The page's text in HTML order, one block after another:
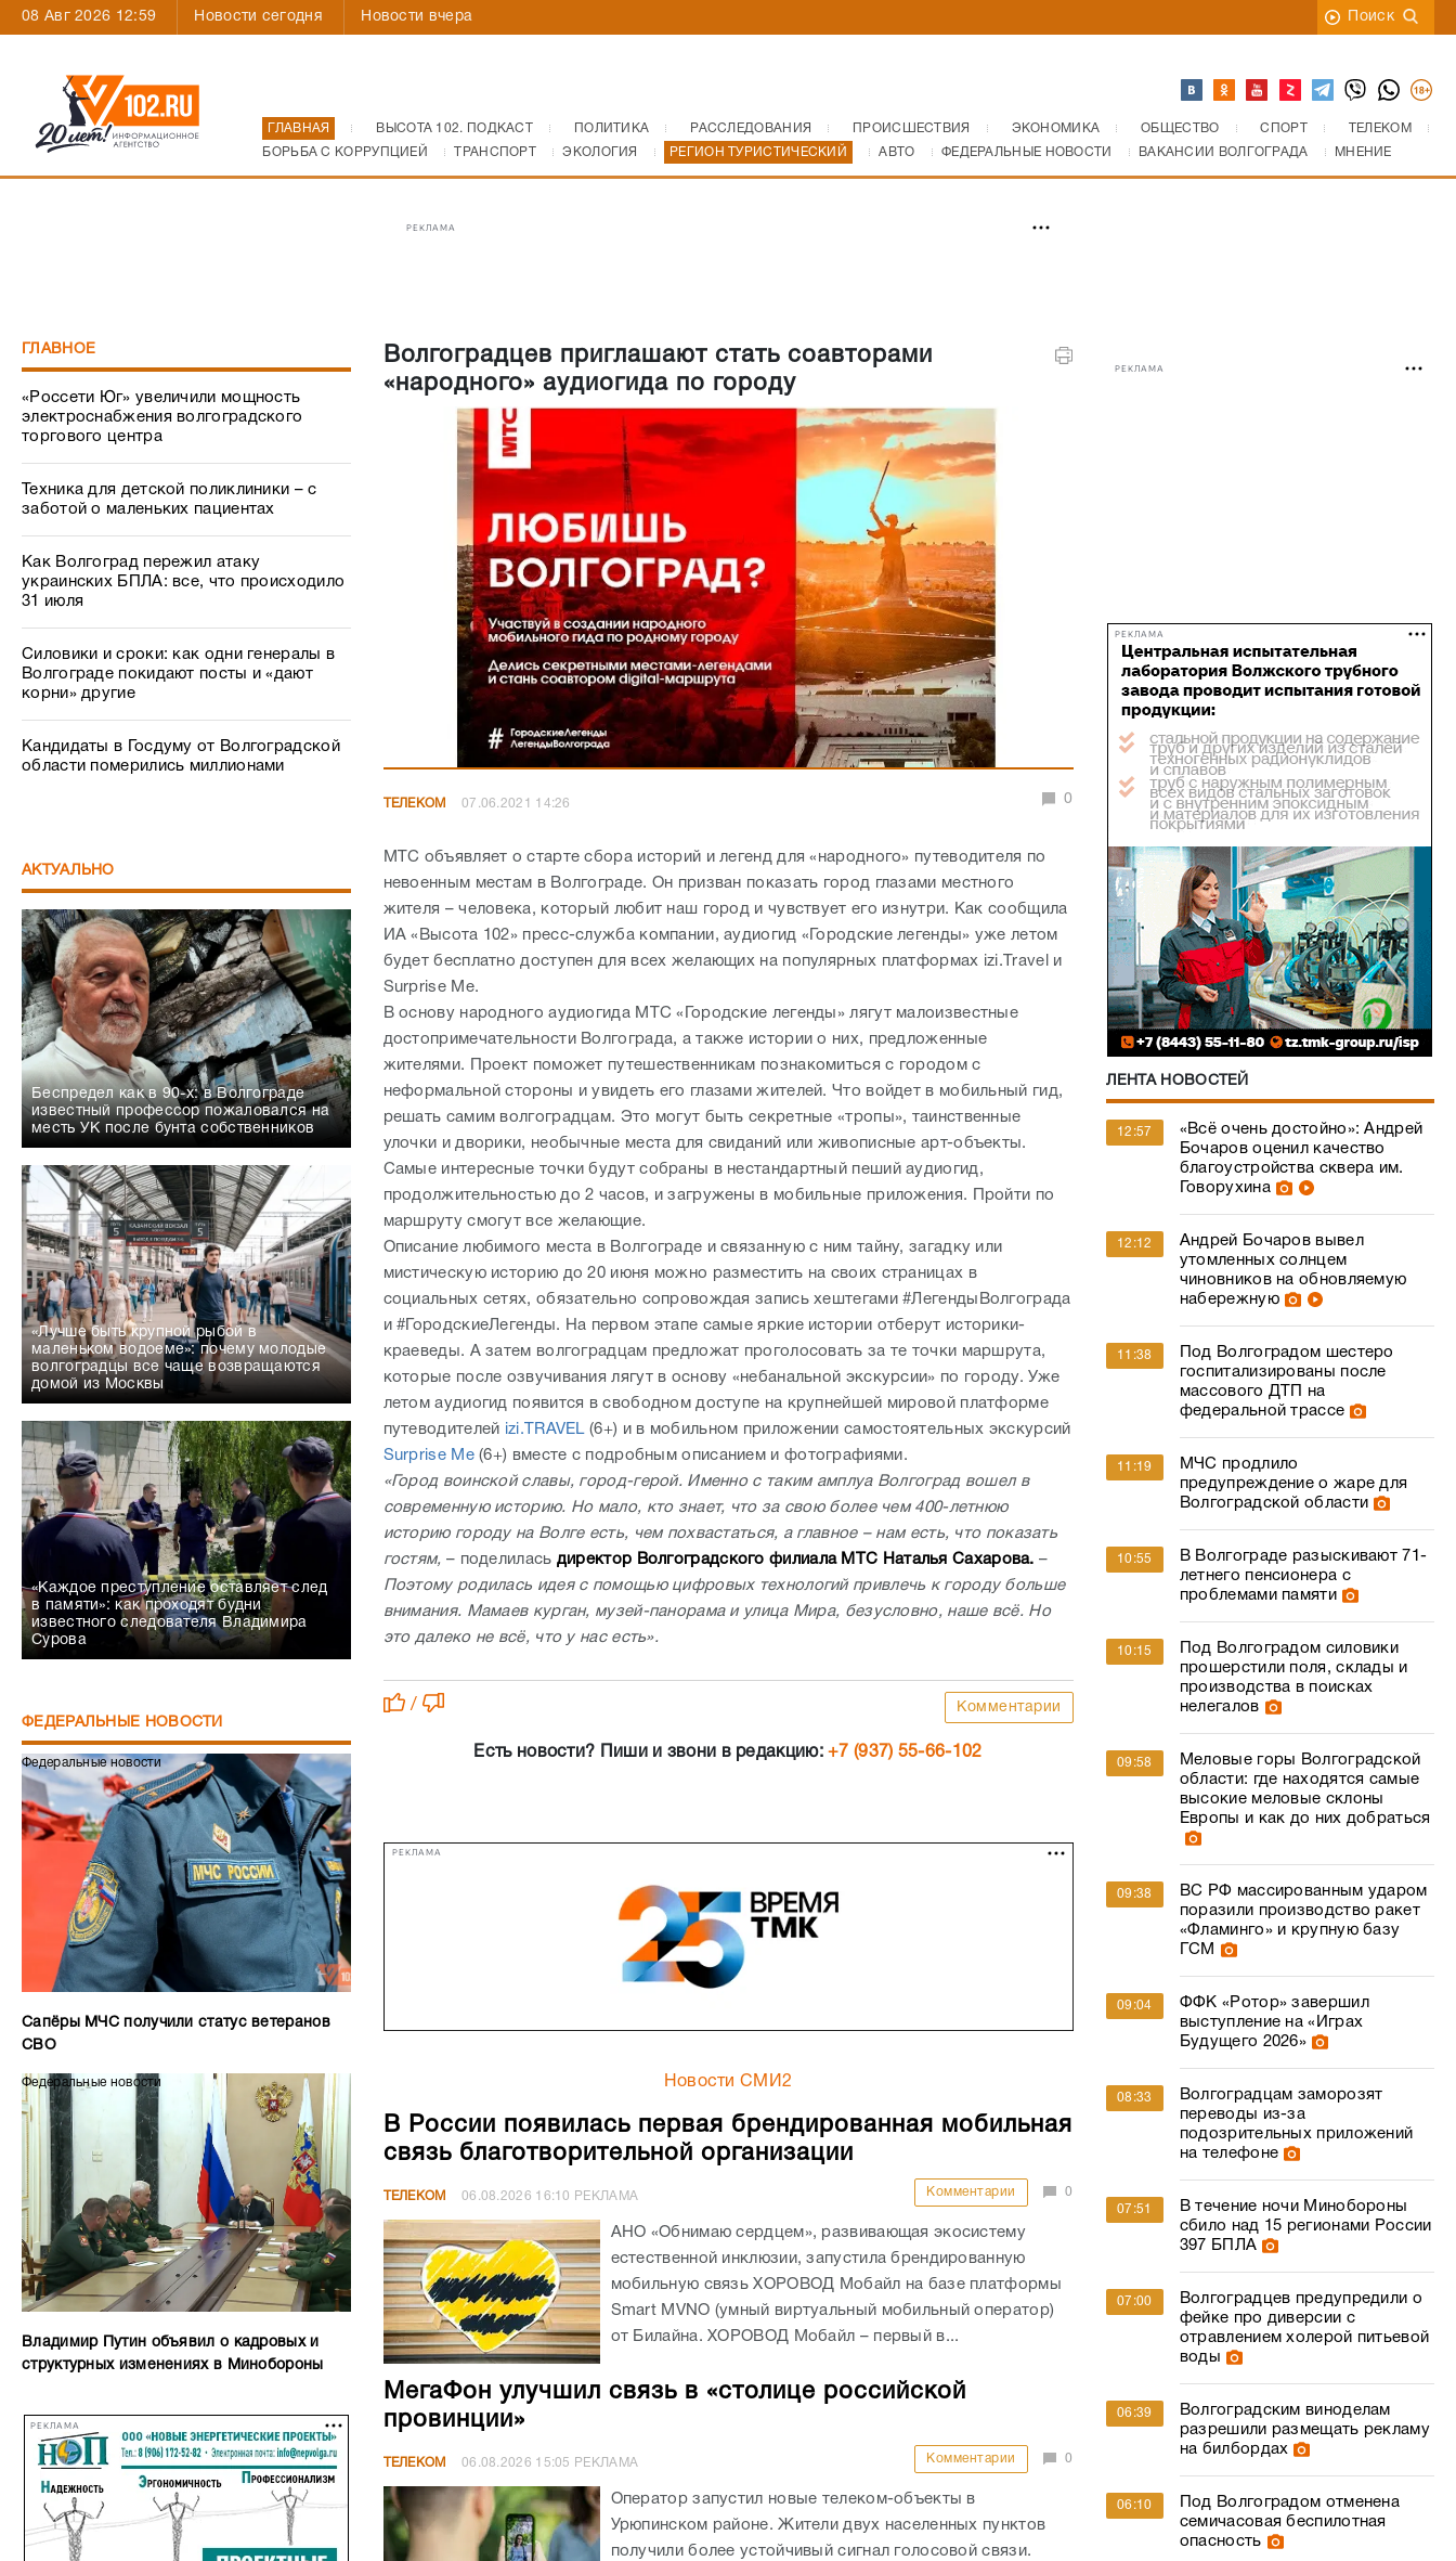
08 Авг 2026 12:59 Новости сегодня Новости вчера Поиск
ГЛАВНАЯ ВЫСОТА 102. ПОДКАСТ ПОЛИТИКА РАССЛЕДОВАНИЯ ПРОИСШЕСТВИЯ ЭКОНОМИКА ОБЩЕСТВО СПОРТ
ТЕЛЕКОМ
БОРЬБА С КОРРУПЦИЕЙ
ТРАНСПОРТ ЭКОЛОГИЯ РЕГИОН ТУРИСТИЧЕСКИЙ АВТО ФЕДЕРАЛЬНЫЕ НОВОСТИ ВАКАНСИИ ВОЛГОГРАДА МНЕНИЕ
РЕКЛАМА
ГЛАВНОЕ
«Россети Юг» увеличили мощность
электроснабжения волгоградского
торгового центра
Техника для детской поликлиники – с
заботой о маленьких пациентах
Как Волгоград пережил атаку
украинских БПЛА: все, что происходило
31 июля
Силовики и сроки: как одни генералы в
Волгограде покидают посты и «дают
корни» другие
Кандидаты в Госдуму от Волгоградской
области померились миллионами
АКТУАЛЬНО
Беспредел как в 90-х: в Волгограде
известный профессор пожаловался на
месть УК после бунта собственников
«Лучше быть крупной рыбой в
маленьком водоеме»: почему молодые
волгоградцы все чаще возвращаются
домой из Москвы
«Каждое преступление оставляет след
в памяти»: как проходят будни
известного следователя Владимира
Сурова
ФЕДЕРАЛЬНЫЕ НОВОСТИ
Федеральные новости
Сапёры МЧС получили статус ветеранов
СВО
Федеральные новости
Владимир Путин объявил о кадровых и
структурных изменениях в Минобороны
РЕКЛАМА
Волгоградцев приглашают стать соавторами
«народного» аудиогида по городу
ТЕЛЕКОМ 07.06.2021 14:26 0
МТС объявляет о старте сбора историй и легенд для «народного» путеводителя по
невоенным местам в Волгограде. Он призван показать город глазами местного
жителя – человека, который любит наш город и чувствует его изнутри. Как сообщила
ИА «Высота 102» пресс-служба компании, аудиогид «Городские легенды» уже летом
будет бесплатно доступен для всех желающих на популярных платформах izi.Travel и
Surprise Me.
В основу народного аудиогида МТС «Городские легенды» лягут малоизвестные
достопримечательности Волгограда, а также истории о них, предложенные
жителями. Проект поможет путешественникам познакомиться с городом с
неформальной стороны и увидеть его глазами жителей. Что войдет в мобильный гид,
решать самим волгоградцам. Это могут быть секретные «тропы», таинственные
улочки и дворики, необычные места для свиданий или живописные арт-объекты.
Самые интересные точки будут собраны в нестандартный пеший аудиогид,
продолжительностью до 2 часов, и загружены в мобильные приложения. Пройти по
маршруту смогут все желающие.
Описание любимого места в Волгограде и связанную с ним тайну, загадку или
мистическую историю до 20 июня можно разместить на своих страницах в
социальных сетях, обязательно сопровождая запись хештегами #ЛегендыВолгограда
и #ГородскиеЛегенды. На первом этапе самые яркие истории отберут историки-
краеведы. А затем волгоградцам предложат проголосовать за те точки маршрута,
которые после озвучивания лягут в основу «небанальной экскурсии» по городу. Уже
летом аудиогид появится в свободном доступе на крупнейшей мировой платформе
путеводителей izi.TRAVEL(6+) и в мобильном приложении самостоятельных экскурсий
Surprise Me(6+) вместе с подробным описанием и фотографиями.
«Город воинской славы, город-герой. Именно с таким амплуа Волгоград вошел в
современную историю. Но мало, кто знает, что за свою более чем 400-летнюю
историю городу на Волге есть, чем похвастаться, а главное – нам есть, что показать
гостям, – поделилась директор Волгоградского филиала МТС Наталья Сахарова. –
Поэтому родилась идея с помощью цифровых технологий привлечь к городу больше
внимания. Мамаев курган, музей-панорама и улица Мира, безусловно, наше всё. Но
это далеко не всё, что у нас есть».
/ Комментарии
Есть новости? Пиши и звони в редакцию:+7 (937) 55-66-102
РЕКЛАМА
Новости СМИ2
В России появилась первая брендированная мобильная
связь благотворительной организации
ТЕЛЕКОМ 06.08.2026 16:10 РЕКЛАМА Комментарии 0
АНО «Обнимаю сердцем», развивающая экосистему
естественной инклюзии, запустила брендированную
мобильную связь ХОРОВОД Мобайл на базе платформы
Smart MVNO (умный виртуальный мобильный оператор)
от Билайна. ХОРОВОД Мобайл – первый в...
МегаФон улучшил связь в «столице российской
провинции»
ТЕЛЕКОМ 06.08.2026 15:05 РЕКЛАМА Комментарии 0
Оператор запустил новые телеком-объекты в
Урюпинском районе. Жители двух населенных пунктов
получили более устойчивый сигнал голосовой связи.
РЕКЛАМА
РЕКЛАМА
ЛЕНТА НОВОСТЕЙ
12:57
«Всё очень достойно»: Андрей
Бочаров оценил качество
благоустройства сквера им.
Говорухина
12:12
Андрей Бочаров вывел
утомленных солнцем
чиновников на обновляемую
набережную
11:38
Под Волгоградом шестеро
госпитализированы после
массового ДТП на
федеральной трассе
11:19
МЧС продлило
предупреждение о жаре для
Волгоградской области
10:55
В Волгограде разыскивают 71-
летнего пенсионера с
проблемами памяти
10:15
Под Волгоградом силовики
прошерстили поля, склады и
производства в поисках
нелегалов
09:58
Меловые горы Волгоградской
области: где находятся самые
высокие меловые склоны
Европы и как до них добраться
09:38
ВС РФ массированным ударом
поразили производство ракет
«Фламинго» и крупную базу
ГСМ
09:04
ФФК «Ротор» завершил
выступление на «Играх
Будущего 2026»
08:33
Волгоградцам заморозят
переводы из-за
подозрительных приложений
на телефоне
07:51
В течение ночи Минобороны
сбило над 15 регионами России
397 БПЛА
07:00
Волгоградцев предупредили о
фейке про диверсии с
отравлением холерой питьевой
воды
06:39
Волгоградским виноделам
разрешили размещать рекламу
на билбордах
06:10
Под Волгоградом отменена
семичасовая беспилотная
опасность